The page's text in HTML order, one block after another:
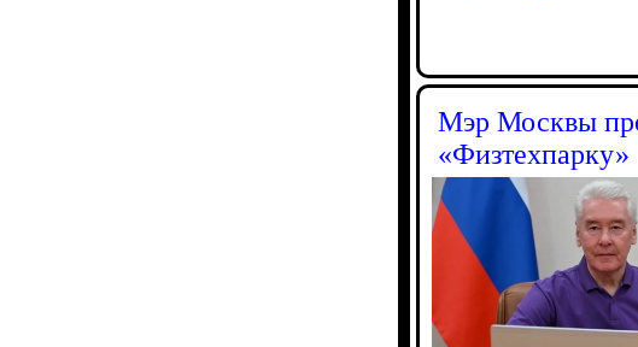
Мэр Москвы
«Физтехпарку»